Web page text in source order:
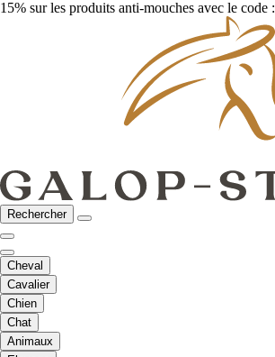
15% sur les produits anti-mouches avec le code :
Rechercher
Cheval
Cavalier
Chien
Chat
Animaux